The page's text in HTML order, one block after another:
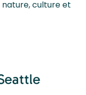
culture et